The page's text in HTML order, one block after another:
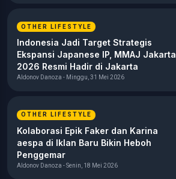
OTHER LIFESTYLE
Indonesia Jadi Target Strategis
Ekspansi Japanese IP, MMAJ Jakarta
2026 Resmi Hadir di Jakarta
Aldonov Danoza - Minggu, 31 Mei 2026
OTHER LIFESTYLE
Kolaborasi Epik Faker dan Karina
aespa di Iklan Baru Bikin Heboh
Penggemar
Aldonov Danoza - Senin, 18 Mei 2026